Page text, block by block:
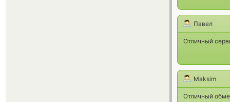
Павел
Отличный
Maksim
Отличный